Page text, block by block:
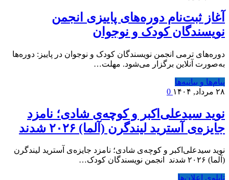
آغاز ثبت‌نام دوره‌های پاییزی انجمن
نویسندگان کودک و نوجوان
دوره‌های ترمی انجمن نویسندگان کودک و نوجوان در پاییز: دوره‌ها
به‌صورت آنلاین برگزار می‌شود. مهلت…
پیام‌ها و بیانیه‌ها
۲۸ مرداد, ۱۴۰۴
نوید سیدعلی‌اکبر و کوچه‌ی شادی؛ نامزد
جایزه‌ی آسترید لیندگرن (آلما) ۲۰۲۶ شدند
نوید سیدعلی‌اکبر و کوچه‌ی شادی؛ نامزد جایزه‌ی آسترید لیندگرن
(آلما) ۲۰۲۶ شدند انجمن نویسندگان کودک…
تابلوی اعلان‌ها